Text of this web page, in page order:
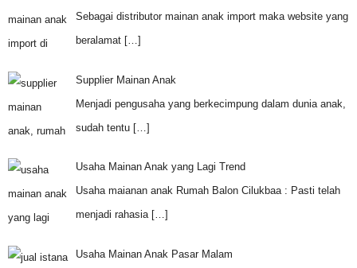
Sebagai distributor mainan anak import maka website yang
beralamat […]
Supplier Mainan Anak
Menjadi pengusaha yang berkecimpung dalam dunia anak,
sudah tentu […]
Usaha Mainan Anak yang Lagi Trend
Usaha maianan anak Rumah Balon Cilukbaa : Pasti telah
menjadi rahasia […]
Usaha Mainan Anak Pasar Malam